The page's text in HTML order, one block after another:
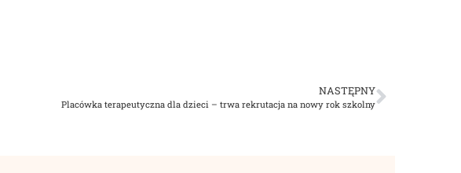
NASTĘPNY
Placówka terapeutyczna dla dzieci – trwa rekrutacja na nowy rok szkolny